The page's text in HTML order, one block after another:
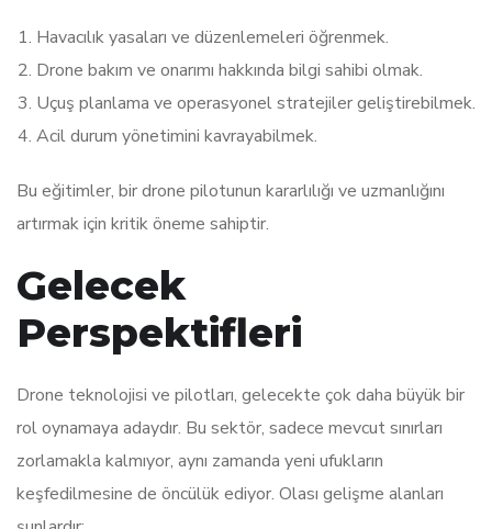
Havacılık yasaları ve düzenlemeleri öğrenmek.
Drone bakım ve onarımı hakkında bilgi sahibi olmak.
Uçuş planlama ve operasyonel stratejiler geliştirebilmek.
Acil durum yönetimini kavrayabilmek.
Bu eğitimler, bir drone pilotunun kararlılığı ve uzmanlığını
artırmak için kritik öneme sahiptir.
Gelecek
Perspektifleri
Drone teknolojisi ve pilotları, gelecekte çok daha büyük bir
rol oynamaya adaydır. Bu sektör, sadece mevcut sınırları
zorlamakla kalmıyor, aynı zamanda yeni ufukların
keşfedilmesine de öncülük ediyor. Olası gelişme alanları